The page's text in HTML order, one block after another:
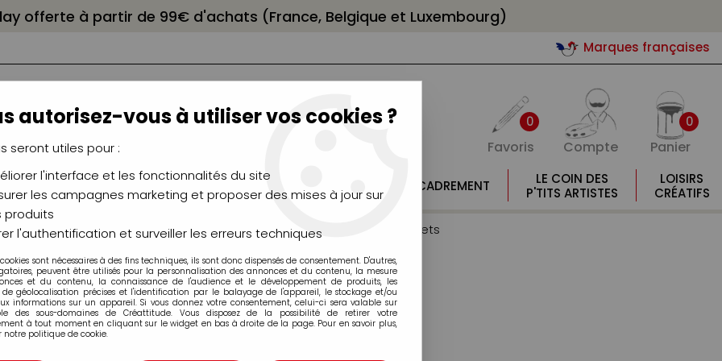
offerte à partir de 99€ d'achats (France, Belgique et Luxembourg)
Marques françaises
0
Favoris Compte
0
Panier
CHÂSSIS
CHEVALETS
AÉROGRAPHIE
MODÉLISME
MOULAGE
ENCADREMENT
LE COIN DES
P'TITS ARTISTES
LOISIRS
CRÉATIFS
Pastels, Aquarellables>Crayons Pastel Caran d'Ache Boites et coffrets
Boites et coffrets
autorisez-vous à utiliser vos cookies ?
seront utiles pour :
l'interface et les fonctionnalités du site
les campagnes marketing et proposer des mises à jour sur
produits
l'authentification et surveiller les erreurs techniques
sont nécessaires à des fins techniques, ils sont donc dispensés de consentement. D'autres,
peuvent être utilisés pour la personnalisation des annonces et du contenu, la mesure
et du contenu, la connaissance de l'audience et le développement de produits, les
de géolocalisation précises et l'identification par le balayage de l'appareil, le stockage et/ou
informations sur un appareil. Si vous donnez votre consentement, celui-ci sera valable sur
des sous-domaines de Créattitude. Vous disposez de la possibilité de retirer votre
à tout moment en cliquant sur le widget en bas à droite de la page. Pour en savoir plus,
notre politique de cookie.